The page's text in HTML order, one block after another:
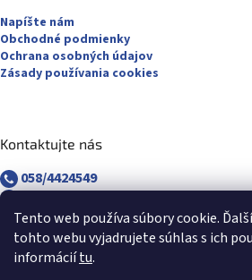
Tento web používa súbory cookie.
tohto webu vyjadrujete súhlas s ich
informáciítu.
Napíšte nám
Obchodné podmienky
Ochrana osobných údajov
Zásady používania cookies
Kontaktujte nás
058/4424549
revuca@majsterpapier.sk